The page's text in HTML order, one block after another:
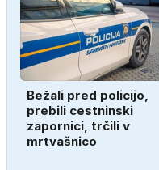
Bežali pred policijo,
prebili cestninski
zapornici, trčili v
mrtvašnico